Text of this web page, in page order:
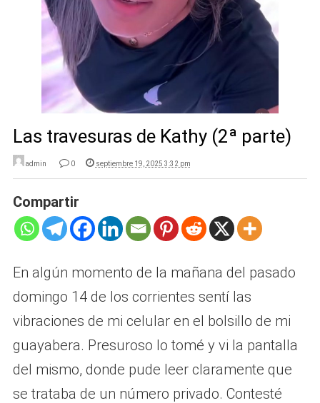
Las travesuras de Kathy (2ª parte)
admin 0 septiembre 19, 2025 3:32 pm
Compartir
En algún momento de la mañana del pasado
domingo 14 de los corrientes sentí las
vibraciones de mi celular en el bolsillo de mi
guayabera. Presuroso lo tomé y vi la pantalla
del mismo, donde pude leer claramente que
se trataba de un número privado. Contesté